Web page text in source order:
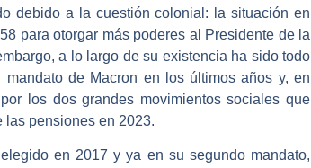
debido a la cuestión colonial: la situación en
para otorgar más poderes al Presidente de la
a lo largo de su existencia ha sido todo
de Macron en los últimos años y, en
los dos grandes movimientos sociales que
las pensiones en 2023.
en 2017 y ya en su segundo mandato,